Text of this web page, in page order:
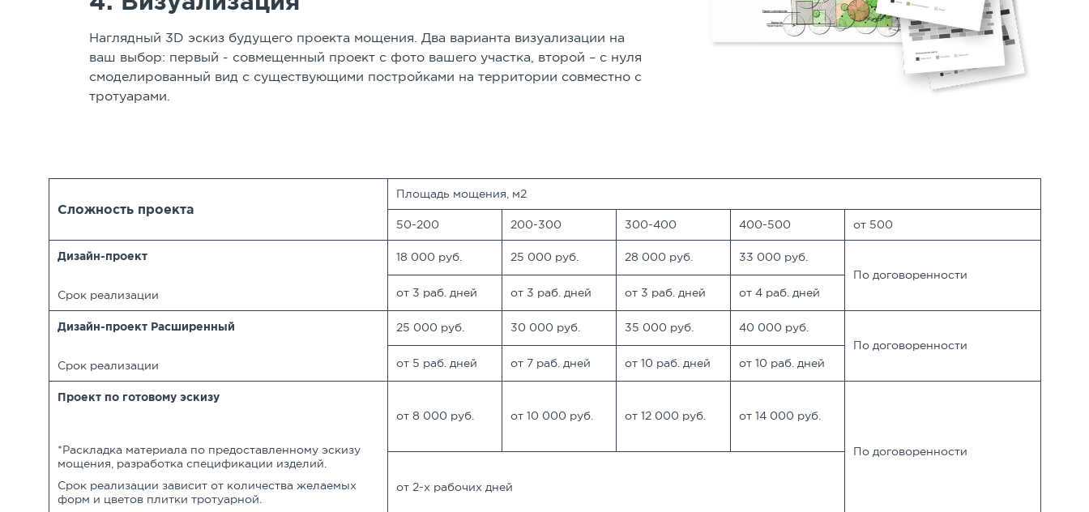
Наглядный 3D эскиз будущего проекта мощения. Два варианта визуализации на
ваш выбор: первый - совмещенный проект с фото вашего участка, второй – с нуля
смоделированный вид с существующими постройками на территории совместно с
тротуарами.
Сложность проекта
Площадь мощения, м2
50-200 200-300 300-400 400-500 от 500
Дизайн-проект
Срок реализации
18 000 руб. 25 000 руб. 28 000 руб.
33 000 руб.
По договоренности
от 3 раб. дней
от 3 раб. дней от 3 раб. дней от 4 раб. дней
Дизайн-проект Расширенный
Срок реализации
25 000 руб. 30 000 руб. 35 000 руб.
40 000 руб.
По договоренности
от 5 раб. дней
от 7 раб. дней от 10 раб. дней от 10 раб. дней
Проект по готовому эскизу
*Раскладка материала по предоставленному эскизу
мощения, разработка спецификации изделий.
Срок реализации зависит от количества желаемых
форм и цветов плитки тротуарной.
от 8 000 руб. от 10 000 руб. от 12 000 руб. от 14 000 руб.
По договоренности
от 2-х рабочих дней